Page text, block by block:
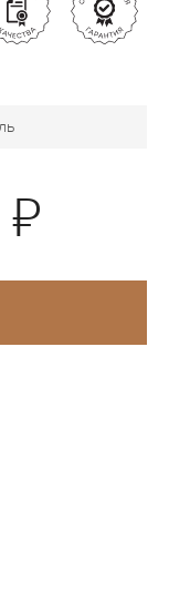
Я